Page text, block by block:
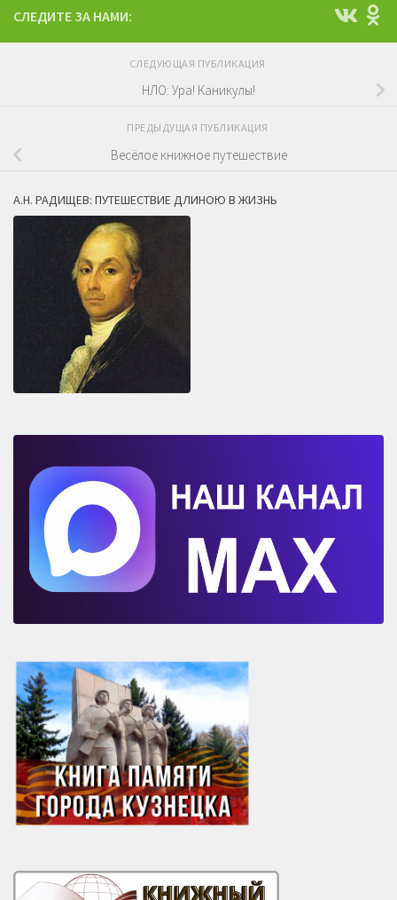
СЛЕДИТЕ ЗА НАМИ:
СЛЕДУЮЩАЯ ПУБЛИКАЦИЯ
НЛО: Ура! Каникулы!
ПРЕДЫДУЩАЯ ПУБЛИКАЦИЯ
Весёлое книжное путешествие
А.Н. РАДИЩЕВ: ПУТЕШЕСТВИЕ ДЛИНОЮ В ЖИЗНЬ